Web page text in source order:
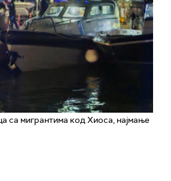
са мигрантима код Хиоса, најмање